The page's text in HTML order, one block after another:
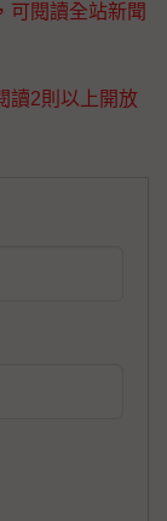
可閱讀全站新聞
讀2則以上開放